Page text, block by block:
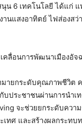
น 6 เทคโนโลยี ได้แก่
นแสงอาทิตย์ ไฟส่องสว่
คลื่อนการพัฒนาเมืองอั
มายกระดับคุณภาพชีวิต
บประชาชนผ่านการนำเ
จะช่วยยกระดับคว
ทศ และสร้างผลกระทบ